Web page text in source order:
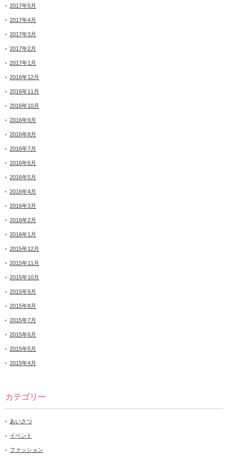
2017年5月
2017年4月
2017年3月
2017年2月
2017年1月
2016年12月
2016年11月
2016年10月
2016年9月
2016年8月
2016年7月
2016年6月
2016年5月
2016年4月
2016年3月
2016年2月
2016年1月
2015年12月
2015年11月
2015年10月
2015年9月
2015年8月
2015年7月
2015年6月
2015年5月
2015年4月
カテゴリー
あいさつ
イベント
ファッション